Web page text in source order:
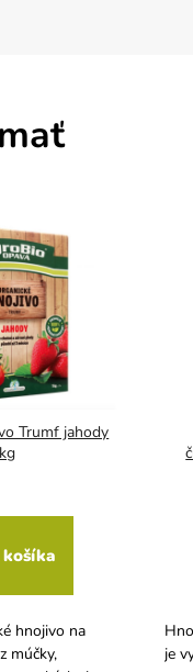
Trumf jahody
košíka
hnojivo na
múčky,
je